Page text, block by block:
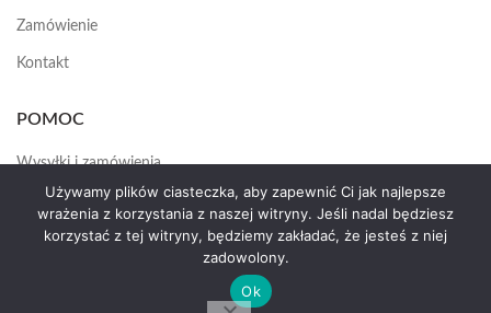
Zamówienie
Kontakt
POMOC
Wysyłki i zamówienia
Jak założyć konto
HEMAS.PL 2025
Używamy plików ciasteczka, aby zapewnić Ci jak najlepsze
wrażenia z korzystania z naszej witryny. Jeśli nadal będziesz
korzystać z tej witryny, będziemy zakładać, że jesteś z niej
zadowolony.
Ok